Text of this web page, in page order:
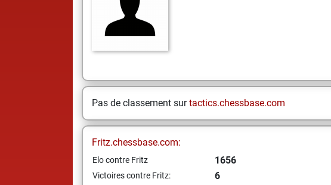
Pas de classement surtactics.chessbase.com
Fritz.chessbase.com:
Elo contre Fritz 1656
Victoires contre Fritz: 6